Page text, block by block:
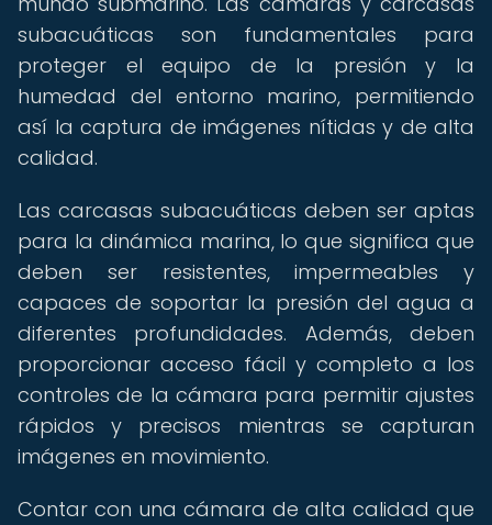
subacuáticas son fundamentales para
proteger el equipo de la presión y la
humedad del entorno marino, permitiendo
así la captura de imágenes nítidas y de alta
calidad.
Las carcasas subacuáticas deben ser aptas
para la dinámica marina, lo que significa que
deben ser resistentes, impermeables y
capaces de soportar la presión del agua a
diferentes profundidades. Además, deben
proporcionar acceso fácil y completo a los
controles de la cámara para permitir ajustes
rápidos y precisos mientras se capturan
imágenes en movimiento.
Contar con una cámara de alta calidad que